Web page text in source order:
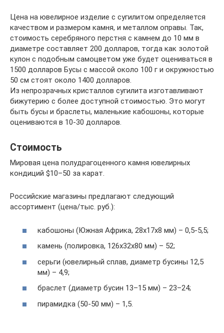
Цена на ювелирное изделие с сугилитом определяется
качеством и размером камня, и металлом оправы. Так,
стоимость серебряного перстня с камнем до 10 мм в
диаметре составляет 200 долларов, тогда как золотой
кулон с подобным самоцветом уже будет оцениваться в
1500 долларов Бусы с массой около 100 г и окружностью
50 см стоят около 1400 долларов.
Из непрозрачных кристаллов сугилита изготавливают
бижутерию с более доступной стоимостью. Это могут
быть бусы и браслеты, маленькие кабошоны, которые
оцениваются в 10-30 долларов.
Стоимость
Мировая цена полудрагоценного камня ювелирных
кондиций $10–50 за карат.
Российские магазины предлагают следующий
ассортимент (цена/тыс. руб.):
кабошоны (Южная Африка, 28х17х8 мм) – 0,5-5,5;
камень (полировка, 126х32х80 мм) – 52;
серьги (ювелирный сплав, диаметр бусины 12,5
мм) – 4,9;
браслет (диаметр бусин 13–15 мм) – 23–24;
пирамидка (50-50 мм) – 1,5.